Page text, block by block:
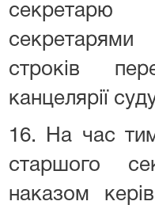
секретарю
секретарями
строків
канцелярії
16. На час
старшого
наказом